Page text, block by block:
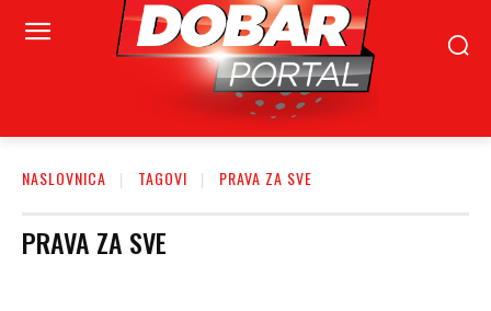
NASLOVNICA TAGOVI PRAVA ZA SVE
PRAVA ZA SVE